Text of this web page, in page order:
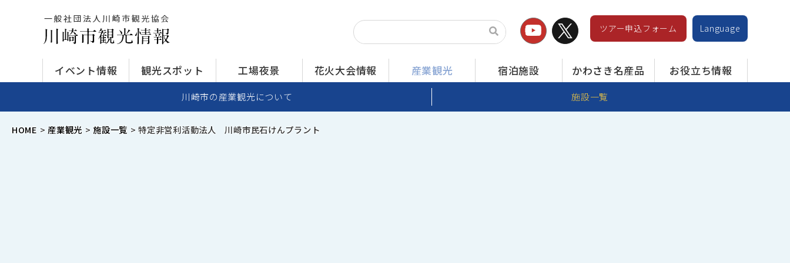
ツアー申込フォーム Language
イベント情報 観光スポット 工場夜景 花火大会情報 産業観光 宿泊施設 かわさき名産品 お役立ち情報
川崎市の産業観光について 施設一覧
HOME 産業観光 施設一覧 特定非営利活動法人 川崎市民石けんプラント